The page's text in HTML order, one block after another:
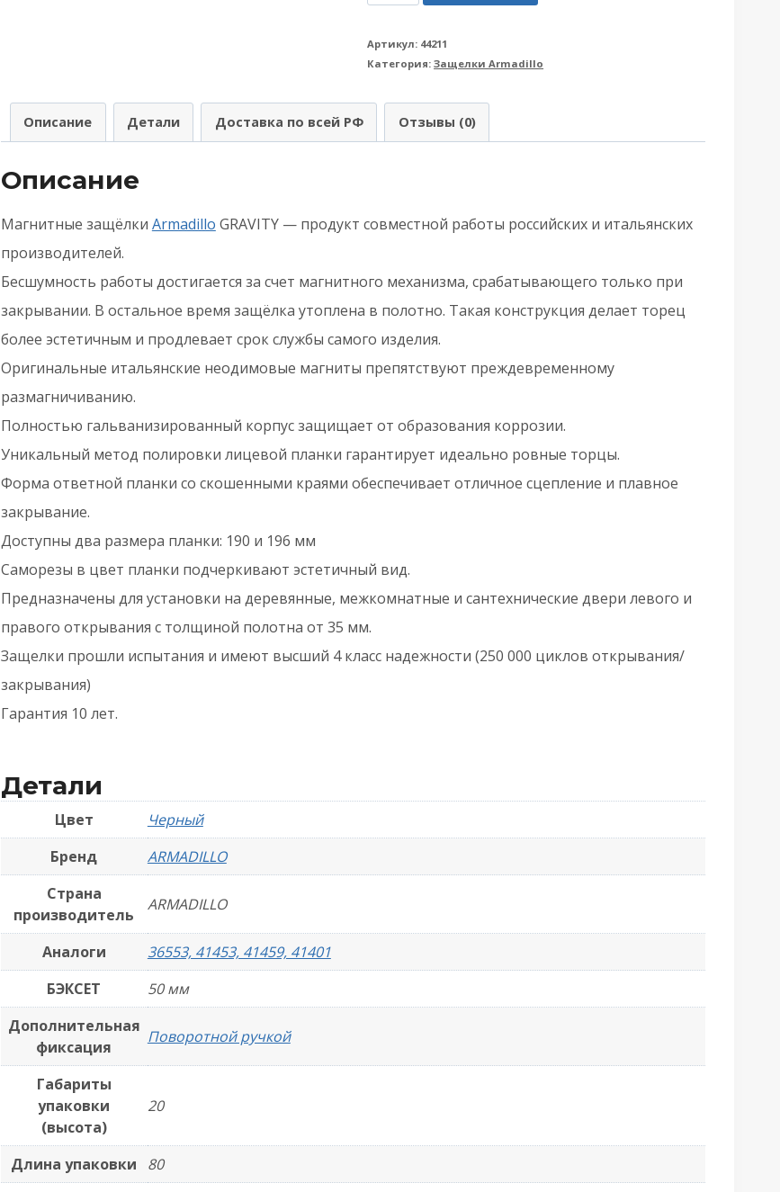
товара
Магнитная
Armadillo
(Армадилло)
защелка
Артикул: 44211
Категория:Защелки Armadillo
Описание Детали Доставка по всей РФ Отзывы (0)
Описание
Магнитные защёлки Armadillo GRAVITY — продукт совместной работы российских и итальянских
производителей.
Бесшумность работы достигается за счет магнитного механизма, срабатывающего только при
закрывании. В остальное время защёлка утоплена в полотно. Такая конструкция делает торец
более эстетичным и продлевает срок службы самого изделия.
Оригинальные итальянские неодимовые магниты препятствуют преждевременному
размагничиванию.
Полностью гальванизированный корпус защищает от образования коррозии.
Уникальный метод полировки лицевой планки гарантирует идеально ровные торцы.
Форма ответной планки со скошенными краями обеспечивает отличное сцепление и плавное
закрывание.
Доступны два размера планки: 190 и 196 мм
Саморезы в цвет планки подчеркивают эстетичный вид.
Предназначены для установки на деревянные, межкомнатные и сантехнические двери левого и
правого открывания с толщиной полотна от 35 мм.
Защелки прошли испытания и имеют высший 4 класс надежности (250 000 циклов открывания/
закрывания)
Гарантия 10 лет.
Детали
Цвет
Черный
Бренд
ARMADILLO
Страна
производитель
ARMADILLO
Аналоги
36553, 41453, 41459, 41401
БЭКСЕТ
50 мм
Дополнительная
фиксация
Поворотной ручкой
Габариты
упаковки
(высота)
20
Длина упаковки
80